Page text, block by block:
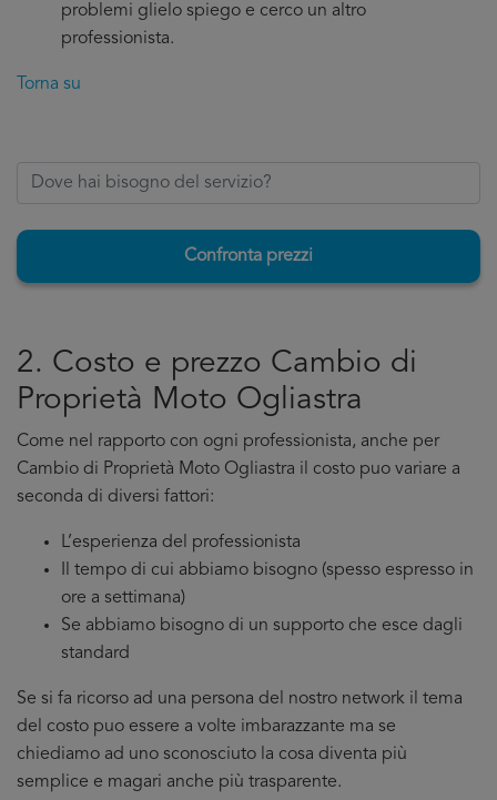
problemi glielo spiego e cerco un altro
professionista.
Torna su
Confronta prezzi
2. Costo e prezzo Cambio di
Proprietà Moto Ogliastra
Come nel rapporto con ogni professionista, anche per
Cambio di Proprietà Moto Ogliastra il costo puo variare a
seconda di diversi fattori:
L’esperienza del professionista
Il tempo di cui abbiamo bisogno (spesso espresso in
ore a settimana)
Se abbiamo bisogno di un supporto che esce dagli
standard
Se si fa ricorso ad una persona del nostro network il tema
del costo puo essere a volte imbarazzante ma se
chiediamo ad uno sconosciuto la cosa diventa più
semplice e magari anche più trasparente.